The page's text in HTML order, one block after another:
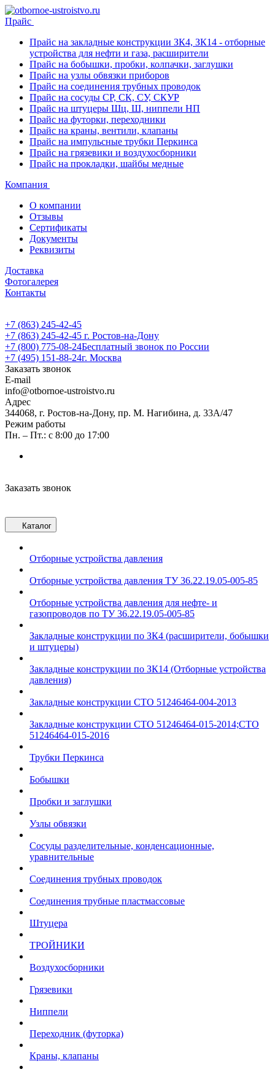
Прайс
Прайс на закладные конструкции ЗК4, ЗК14 - отборные
устройства для нефти и газа, расширители
Прайс на бобышки, пробки, колпачки, заглушки
Прайс на узлы обвязки приборов
Прайс на соединения трубных проводок
Прайс на сосуды СР, СК, СУ, СКУР
Прайс на штуцеры Шц, Ш, ниппели НП
Прайс на футорки, переходники
Прайс на краны, вентили, клапаны
Прайс на импульсные трубки Перкинса
Прайс на грязевики и воздухосборники
Прайс на прокладки, шайбы медные
Компания
О компании
Отзывы
Сертификаты
Документы
Реквизиты
Доставка
Фотогалерея
Контакты
+7 (863) 245-42-45
+7 (863) 245-42-45 г. Ростов-на-Дону
+7 (800) 775-08-24Бесплатный звонок по России
+7 (495) 151-88-24г. Москва
Заказать звонок
E-mail
info@otbornoe-ustroistvo.ru
Адрес
344068, г. Ростов-на-Дону, пр. М. Нагибина, д. 33А/47
Режим работы
Пн. – Пт.: с 8:00 до 17:00
Заказать звонок
Каталог
Отборные устройства давления
Отборные устройства давления ТУ 36.22.19.05-005-85
Отборные устройства давления для нефте- и
газопроводов по ТУ 36.22.19.05-005-85
Закладные конструкции по ЗК4 (расширители, бобышки
и штуцеры)
Закладные конструкции по ЗК14 (Отборные устройства
давления)
Закладные конструкции СТО 51246464-004-2013
Закладные конструкции СТО 51246464-015-2014;СТО
51246464-015-2016
Трубки Перкинса
Бобышки
Пробки и заглушки
Узлы обвязки
Сосуды разделительные, конденсационные,
уравнительные
Соединения трубных проводок
Соединения трубные пластмассовые
Штуцера
ТРОЙНИКИ
Воздухосборники
Грязевики
Ниппели
Переходник (футорка)
Краны, клапаны